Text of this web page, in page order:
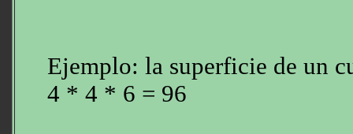
Ejemplo: la superficie de un
4 * 4 * 6 = 96